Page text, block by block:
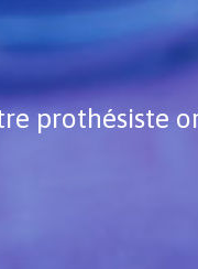
prothésiste